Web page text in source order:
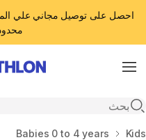
Menu
Open search
المنزل
Kids
Babies 0 to 4 years